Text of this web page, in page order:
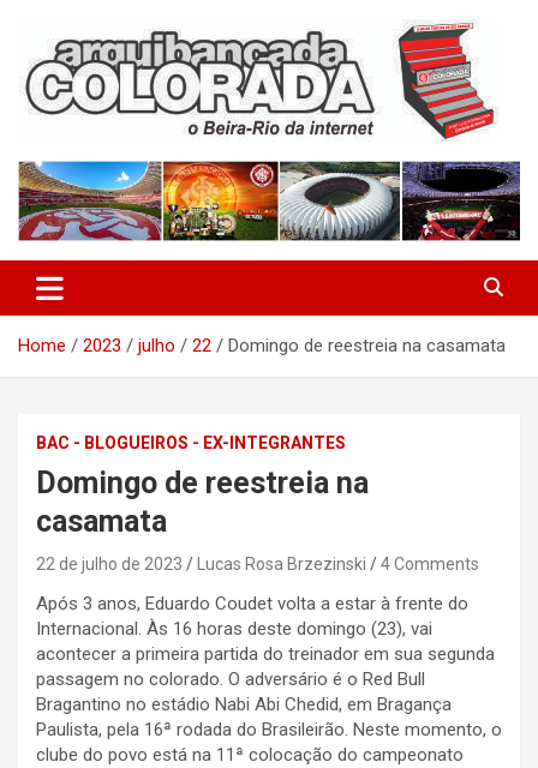
content
Arquibancada Colorada
Home 2023 julho 22 Domingo de reestreia na casamata
BAC - BLOGUEIROS - EX-INTEGRANTES
Domingo de reestreia na
casamata
22 de julho de 2023 Lucas Rosa Brzezinski 4 Comments
Após 3 anos, Eduardo Coudet volta a estar à frente do
Internacional. Às 16 horas deste domingo (23), vai
acontecer a primeira partida do treinador em sua segunda
passagem no colorado. O adversário é o Red Bull
Bragantino no estádio Nabi Abi Chedid, em Bragança
Paulista, pela 16ª rodada do Brasileirão. Neste momento, o
clube do povo está na 11ª colocação do campeonato